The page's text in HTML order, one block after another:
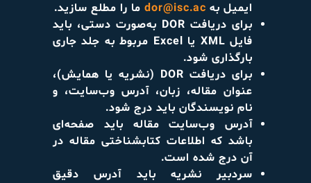
ایمیل به dor@isc.ac ما را مطلع سازید.
برای دریافت DOR به‌صورت دستی، باید
فایل XML یا Excel مربوط به جلد جاری
بارگذاری شود.
برای دریافت DOR (نشریه یا همایش)،
عنوان مقاله، زبان، آدرس وب‌سایت، و
نام نویسندگان باید درج شود.
آدرس وب‌سایت مقاله باید صفحه‌ای
باشد که اطلاعات کتابشناختی مقاله در
آن درج شده است.
سردبیر نشریه باید آدرس دقیق